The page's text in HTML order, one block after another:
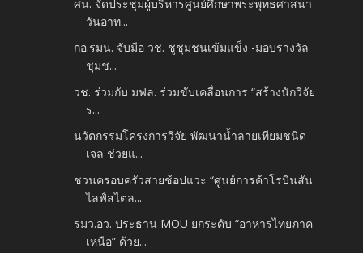
ศน. จัดประชุมผู้บริหารศูนย์ศึกษาพระพุทธศาสนา
วันอาท...
กอ.รมน. จับมือ วช. ชูชุมชนเข้มแข็ง -​มอบรางวัล
ชุมช...
วช. ร่วมกับ มฟล. ร่วมขับเคลื่อนการ “สร้างนักวิจัย
ร...
นวัตกรรมโครงการวิจัย พัฒนาน้ำลายเทียมชนิด
เจล ช่วยแ...
ชวนครอบครัวสายช้อปแวะ “ศูนย์การค้าโรบินสัน
ไลฟ์สไตล...
รมว.อว. ประธาน MOU ยกระดับ “อาหารไทยภาค
เหนือ” ด้วย...